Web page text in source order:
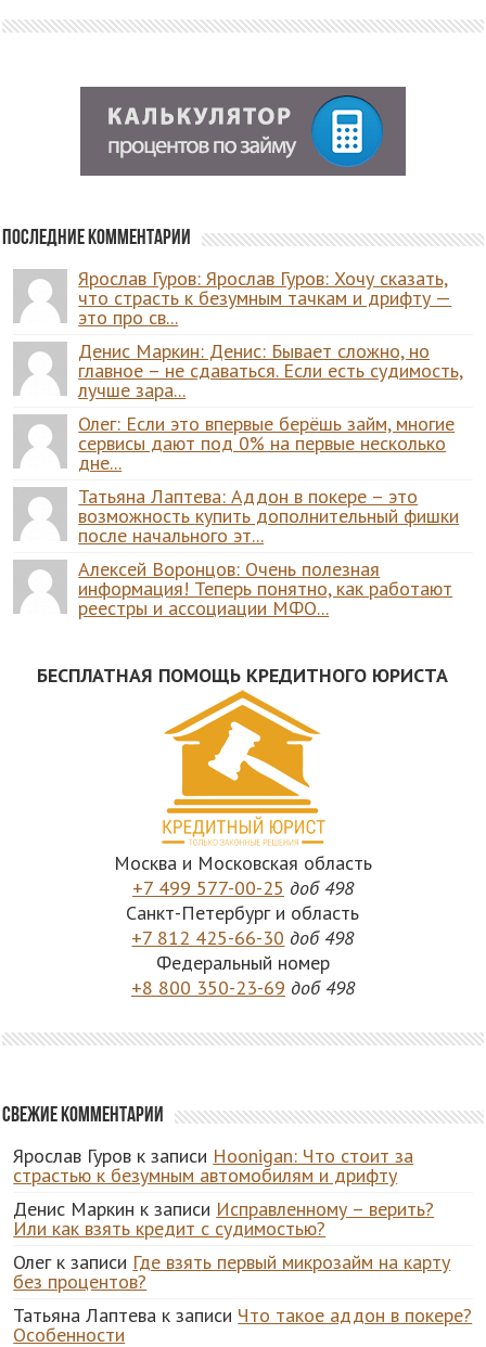
Последние комментарии
Ярослав Гуров: Ярослав Гуров: Хочу сказать,
что страсть к безумным тачкам и дрифту —
это про св...
Денис Маркин: Денис: Бывает сложно, но
главное – не сдаваться. Если есть судимость,
лучше зара...
Олег: Если это впервые берёшь займ, многие
сервисы дают под 0% на первые несколько
дне...
Татьяна Лаптева: Аддон в покере – это
возможность купить дополнительный фишки
после начального эт...
Алексей Воронцов: Очень полезная
информация! Теперь понятно, как работают
реестры и ассоциации МФО...
БЕСПЛАТНАЯ ПОМОЩЬ КРЕДИТНОГО ЮРИСТА
Москва и Московская область
+7 499 577-00-25 доб 498
Санкт-Петербург и область
+7 812 425-66-30 доб 498
Федеральный номер
+8 800 350-23-69 доб 498
Свежие комментарии
Ярослав Гуров к записи Hoonigan: Что стоит за
страстью к безумным автомобилям и дрифту
Денис Маркин к записи Исправленному – верить?
Или как взять кредит с судимостью?
Олегк записи Где взять первый микрозайм на карту
без процентов?
Татьяна Лаптева к записи Что такое аддон в покере?
Особенности